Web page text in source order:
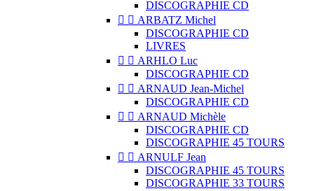
DISCOGRAPHIE CD
  ARBATZ Michel
DISCOGRAPHIE CD
LIVRES
  ARHLO Luc
DISCOGRAPHIE CD
  ARNAUD Jean-Michel
DISCOGRAPHIE CD
  ARNAUD Michèle
DISCOGRAPHIE CD
DISCOGRAPHIE 45 TOURS
  ARNULF Jean
DISCOGRAPHIE 45 TOURS
DISCOGRAPHIE 33 TOURS